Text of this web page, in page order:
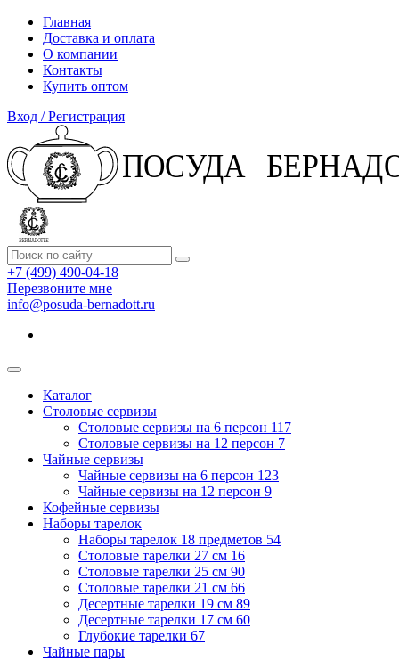
Главная
Доставка и оплата
О компании
Контакты
Купить оптом
Вход / Регистрация
+7 (499) 490-04-18
Перезвоните мне
info@posuda-bernadott.ru
Каталог
Столовые сервизы
Столовые сервизы на 6 персон 117
Столовые сервизы на 12 персон 7
Чайные сервизы
Чайные сервизы на 6 персон 123
Чайные сервизы на 12 персон 9
Кофейные сервизы
Наборы тарелок
Наборы тарелок 18 предметов 54
Столовые тарелки 27 см 16
Столовые тарелки 25 см 90
Столовые тарелки 21 см 66
Десертные тарелки 19 см 89
Десертные тарелки 17 см 60
Глубокие тарелки 67
Чайные пары